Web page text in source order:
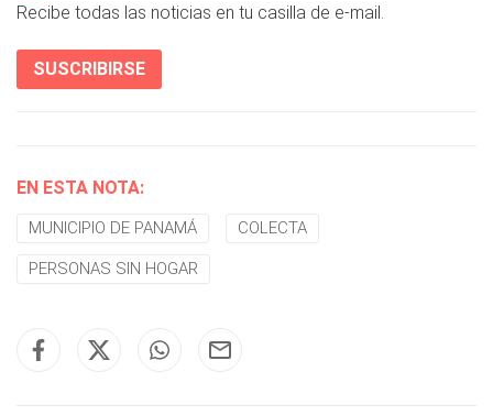
Recibe todas las noticias en tu casilla de e-mail.
SUSCRIBIRSE
EN ESTA NOTA:
MUNICIPIO DE PANAMÁ COLECTA
PERSONAS SIN HOGAR